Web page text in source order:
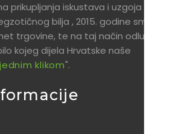
prikupljanja iskustava i uzgoja
bilja , 2015. godine smo
trgovine, te na taj način odlučili
kojeg dijela Hrvatske naše
jednim klikom".